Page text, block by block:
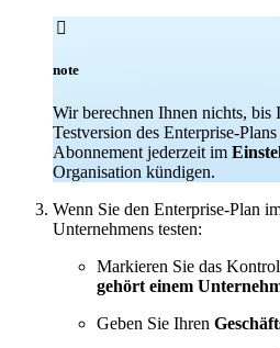

note
Wir berechnen Ihnen nichts, bis
Testversion des Enterprise-
Abonnement jederzeit im
Organisation kündigen.
Wenn Sie den Enterprise-Plan
Unternehmens testen:
Markieren Sie das
gehört einem
Geben Sie Ihren